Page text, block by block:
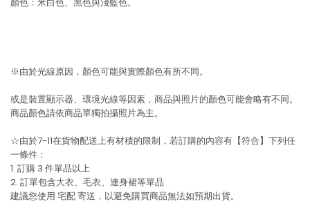
※由於光線原因，顏色可能與實際顏色有所不同。
或是裝置顯示器、環境光線等因素，商品與照片的顏色可能會略有不同。
商品顏色請依商品單獨拍攝照片為主。
☆由於7-11在貨物配送上有材積的限制，若訂購的內容有【符合】下列任
一條件：
1. 訂購 3 件單品以上
2. 訂單包含大衣、毛衣、連身裙等單品
建議您使用 宅配寄送，以避免購買商品無法如預期出貨。